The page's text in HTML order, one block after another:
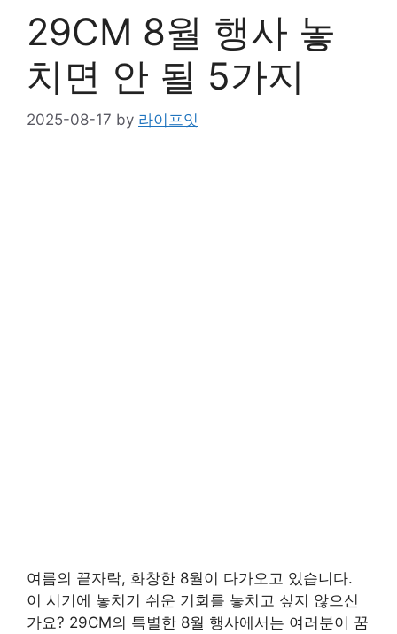
29CM 8월 행사 놓
치면 안 될 5가지
2025-08-17 by 라이프잇
여름의 끝자락, 화창한 8월이 다가오고 있습니다.
이 시기에 놓치기 쉬운 기회를 놓치고 싶지 않으신
가요? 29CM의 특별한 8월 행사에서는 여러분이 꿈